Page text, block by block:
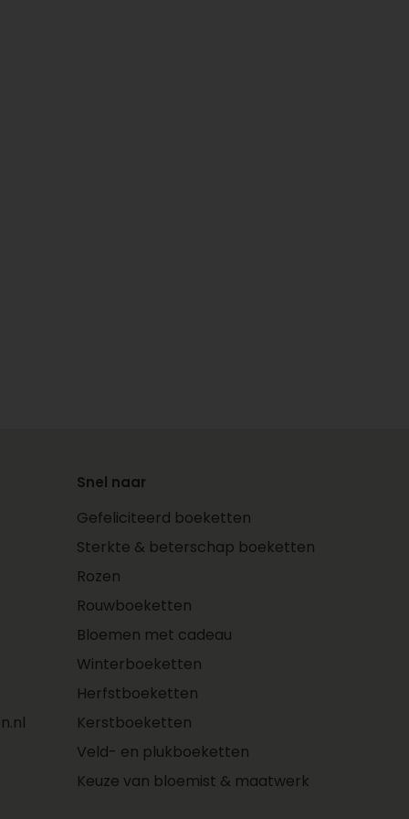
Snel naar
Gefeliciteerd boeketten
Sterkte & beterschap boeketten
Rozen
Rouwboeketten
Bloemen met cadeau
Winterboeketten
Herfstboeketten
Kerstboeketten
Veld- en plukboeketten
Keuze van bloemist & maatwerk